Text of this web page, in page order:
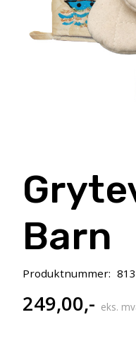
Barn
Produktnummer:
249,00,- eks.